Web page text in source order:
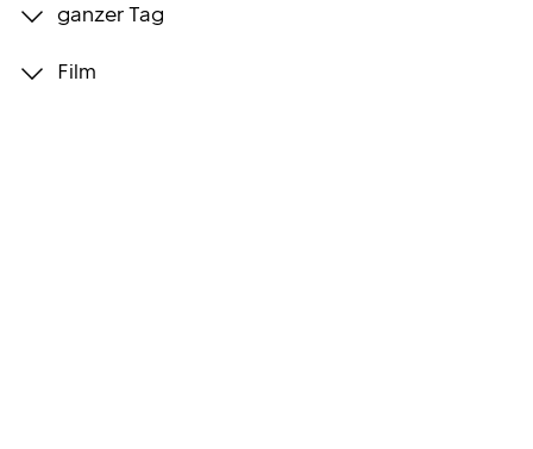
ganzer Tag
Film